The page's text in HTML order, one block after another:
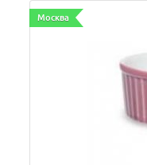
Москва